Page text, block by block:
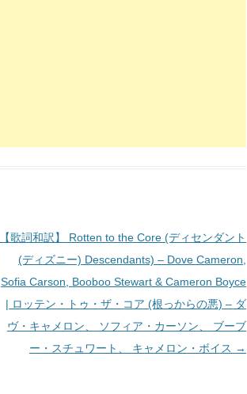
【歌詞和訳】 Rotten to the Core (ディセンダント
(ディズニー) Descendants) – Dove Cameron,
Sofia Carson, Booboo Stewart & Cameron Boyce
| ロッテン・トゥ・ザ・コア (根っからの悪) – ダ
ヴ・キャメロン、 ソフィア・カーソン、 ブーブ
ー・スチュワート、 キャメロン・ボイス →